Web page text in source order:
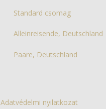
Standard csomag
Alleinreisende, Deutschland
Paare, Deutschland
Adatvédelmi nyilatkozat